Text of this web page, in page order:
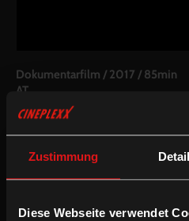
Zustimmung
Diese Webseite verwendet
Dokumentarfilm / 2017 / 85min
AT
Regie:Ruth Kaaserer
Drehbuch:Ruth Kaaserer
Kamera:Serafin Spitzer
Besetzung:Gwendolyn Leick,